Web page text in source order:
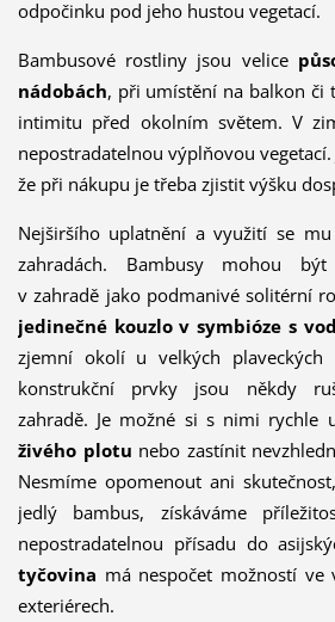
odpočinku pod jeho hustou vegetací.
Bambusové rostliny jsou velice
nádobách, při umístění na balkon či
intimitu před okolním světem. V
nepostradatelnou výplňovou
že při nákupu je třeba zjistit výšku
Nejširšího uplatnění a využití se
zahradách. Bambusy mohou být
v zahradě jako podmanivé solitérní
jedinečné kouzlo v symbióze s
zjemní okolí u vel­kých plaveckých
konstrukční prvky jsou někdy
zahradě. Je možné si s nimi rychle
živého plotu nebo zastínit
Nesmíme opomenout ani
jedlý bambus, získáváme
nepostrada­telnou přísadu do
tyčovina má nespočet možností
exteriérech.